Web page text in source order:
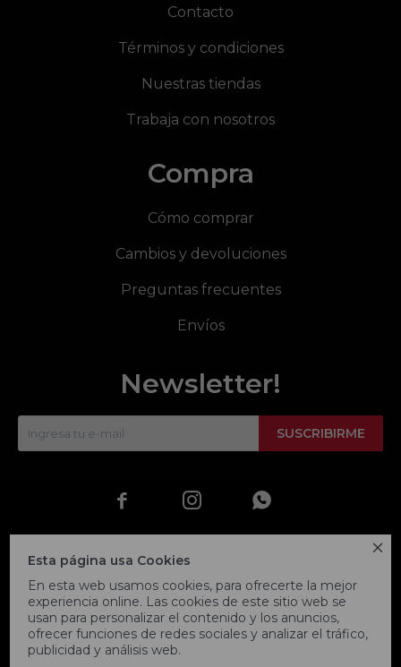

Esta página usa Cookies
En esta web usamos cookies, para ofrecerte la mejor
experiencia online. Las cookies de este sitio web se
usan para personalizar el contenido y los anuncios,
ofrecer funciones de redes sociales y analizar el tráfico,
publicidad y análisis web.
Contacto
Términos y condiciones
Nuestras tiendas
Trabaja con nosotros
Compra
Cómo comprar
Cambios y devoluciones
Preguntas frecuentes
Envíos
Newsletter!
SUSCRIBIRME
  